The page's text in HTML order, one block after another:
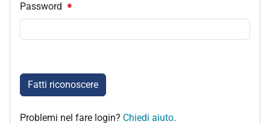
Password
Fatti riconoscere
Problemi nel fare login? Chiedi aiuto.